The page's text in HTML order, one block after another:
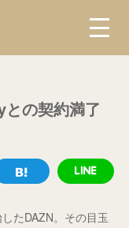
との契約満了
たDAZN。その目玉